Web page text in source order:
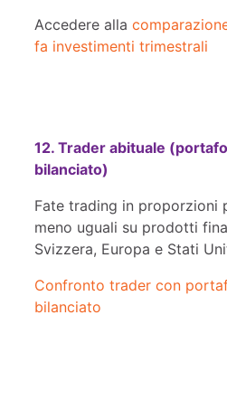
Accedere alla
fa investimenti trimestrali
12. Trader abituale
bilanciato)
Fate trading in proporzioni
meno uguali su prodotti
Svizzera, Europa e Stati
Confronto trader con
bilanciato